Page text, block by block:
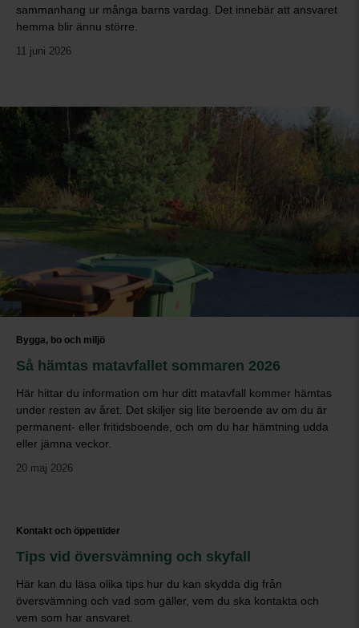
sammanhang ur många barns vardag. Det innebär att ansvaret
hemma blir ännu större.
11 juni 2026
Bygga, bo och miljö
Så hämtas matavfallet sommaren 2026
Här hittar du information om hur ditt matavfall kommer hämtas
under resten av året. Det skiljer sig lite beroende av om du är
permanent- eller fritidsboende, och om du har hämtning udda
eller jämna veckor.
20 maj 2026
Kontakt och öppettider
Tips vid översvämning och skyfall
Här kan du läsa olika tips hur du kan skydda dig från
översvämning och vad som gäller, vem du ska kontakta och
vem som har ansvaret.